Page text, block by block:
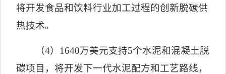
将开发食品和饮料行业加工过程的创新脱碳供
热技术。
（4） 1640万美元支持5个水泥和混凝土脱
碳项目，将开发下一代水泥配方和工艺路线，